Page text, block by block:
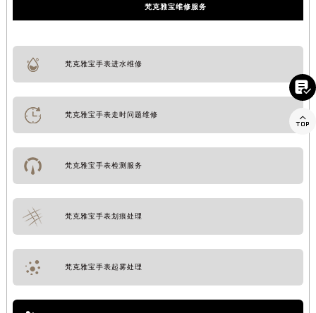
梵克雅宝维修服务
梵克雅宝手表进水维修
梵克雅宝手表走时问题维修
梵克雅宝手表检测服务
梵克雅宝手表划痕处理
梵克雅宝手表起雾处理

